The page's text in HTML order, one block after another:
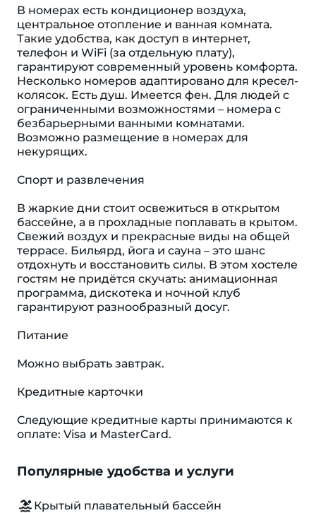
В номерах есть кондиционер воздуха,
центральное отопление и ванная комната.
Такие удобства, как доступ в интернет,
телефон и WiFi (за отдельную плату),
гарантируют современный уровень комфорта.
Несколько номеров адаптировано для кресел-
колясок. Eсть душ. Имеется фен. Для людей с
ограниченными возможностями – номера с
безбарьерными ванными комнатами.
Возможно размещение в номерах для
некурящих.
Спорт и развлечения
В жаркие дни стоит освежиться в открытом
бассейне, а в прохладные поплавать в крытом.
Свежий воздух и прекрасные виды на общей
террасе. Бильярд, йога и сауна – это шанс
отдохнуть и восстановить силы. В этом хостеле
гостям не придётся скучать: анимационная
программа, дискотека и ночной клуб
гарантируют разнообразный досуг.
Питание
Можно выбрать завтрак.
Кредитные карточки
Следующие кредитные карты принимаются к
оплате: Visa и MasterCard.
Популярные удобства и услуги
Крытый плавательный бассейн